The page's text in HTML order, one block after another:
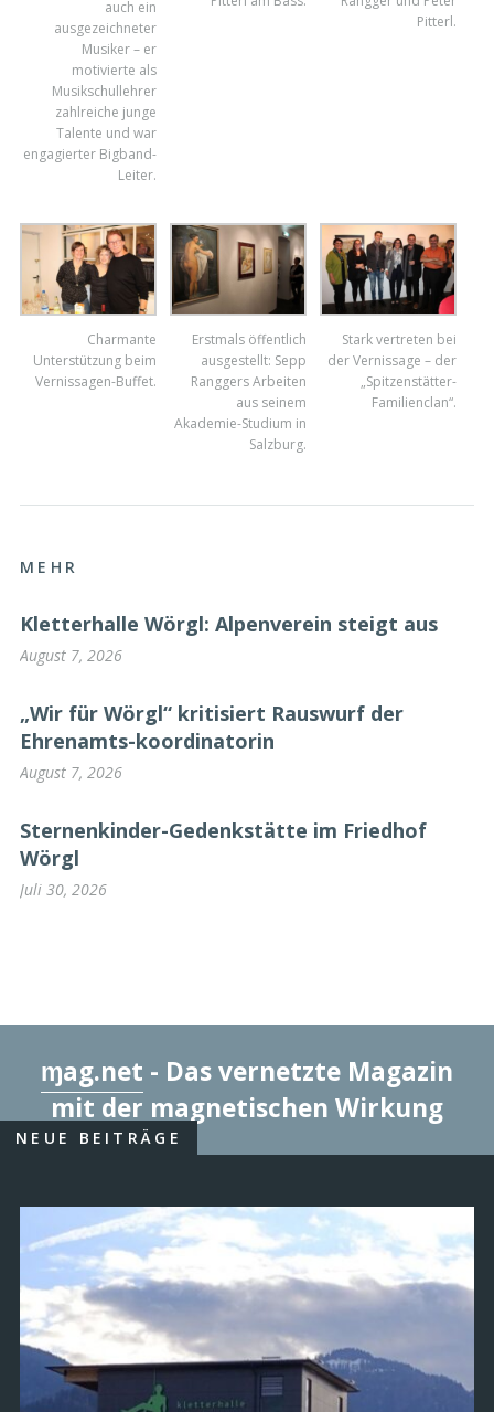
auch ein
ausgezeichneter
Musiker – er
motivierte als
Musikschullehrer
zahlreiche junge
Talente und war
engagierter Bigband-
Leiter.
Pitterl.
Charmante
Unterstützung beim
Vernissagen-Buffet.
Erstmals öffentlich
ausgestellt: Sepp
Ranggers Arbeiten
aus seinem
Akademie-Studium in
Salzburg.
Stark vertreten bei
der Vernissage – der
„Spitzenstätter-
Familienclan“.
MEHR
Kletterhalle Wörgl: Alpenverein steigt aus
August 7, 2026
„Wir für Wörgl“ kritisiert Rauswurf der
Ehrenamts-koordinatorin
August 7, 2026
Sternenkinder-Gedenkstätte im Friedhof
Wörgl
Juli 30, 2026
ɱag.net - Das vernetzte Magazin
mit der magnetischen Wirkung
NEUE BEITRÄGE